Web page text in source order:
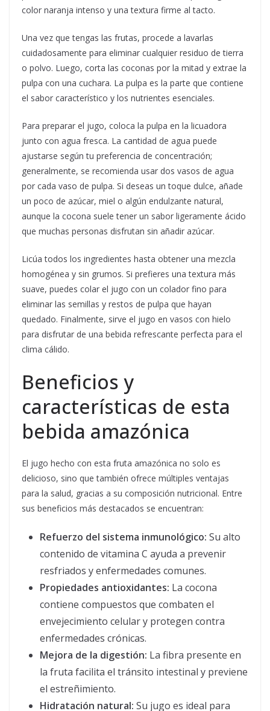
color naranja intenso y una textura firme al tacto.
Una vez que tengas las frutas, procede a lavarlas
cuidadosamente para eliminar cualquier residuo de tierra
o polvo. Luego, corta las coconas por la mitad y extrae la
pulpa con una cuchara. La pulpa es la parte que contiene
el sabor característico y los nutrientes esenciales.
Para preparar el jugo, coloca la pulpa en la licuadora
junto con agua fresca. La cantidad de agua puede
ajustarse según tu preferencia de concentración;
generalmente, se recomienda usar dos vasos de agua
por cada vaso de pulpa. Si deseas un toque dulce, añade
un poco de azúcar, miel o algún endulzante natural,
aunque la cocona suele tener un sabor ligeramente ácido
que muchas personas disfrutan sin añadir azúcar.
Licúa todos los ingredientes hasta obtener una mezcla
homogénea y sin grumos. Si prefieres una textura más
suave, puedes colar el jugo con un colador fino para
eliminar las semillas y restos de pulpa que hayan
quedado. Finalmente, sirve el jugo en vasos con hielo
para disfrutar de una bebida refrescante perfecta para el
clima cálido.
Beneficios y
características de esta
bebida amazónica
El jugo hecho con esta fruta amazónica no solo es
delicioso, sino que también ofrece múltiples ventajas
para la salud, gracias a su composición nutricional. Entre
sus beneficios más destacados se encuentran:
Refuerzo del sistema inmunológico: Su alto
contenido de vitamina C ayuda a prevenir
resfriados y enfermedades comunes.
Propiedades antioxidantes: La cocona
contiene compuestos que combaten el
envejecimiento celular y protegen contra
enfermedades crónicas.
Mejora de la digestión: La fibra presente en
la fruta facilita el tránsito intestinal y previene
el estreñimiento.
Hidratación natural: Su jugo es ideal para